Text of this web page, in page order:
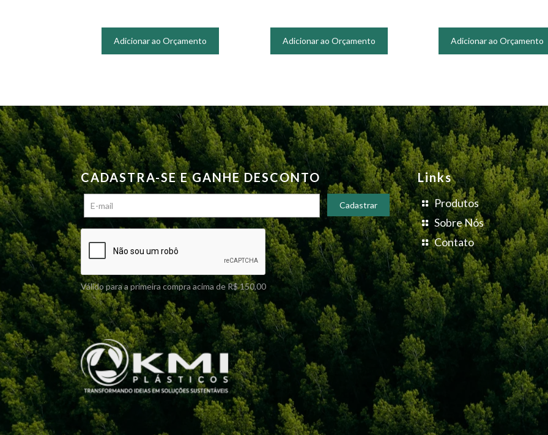
Adicionar ao Orçamento Adicionar ao Orçamento Adicionar ao Orçamento
CADASTRA-SE E GANHE DESCONTO
Válido para a primeira compra acima de R$ 150,00
Links
Produtos
Sobre Nós
Contato